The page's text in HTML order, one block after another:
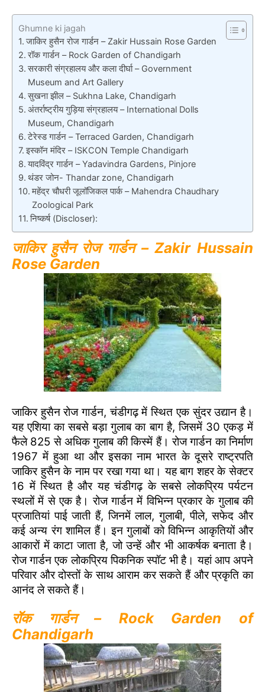
Ghumne ki jagah
जाकिर हुसैन रोज गार्डन – Zakir Hussain Rose Garden
रॉक गार्डन – Rock Garden of Chandigarh
सरकारी संग्रहालय और कला दीर्घा – Government
Museum and Art Gallery
सुखना झील – Sukhna Lake, Chandigarh
अंतर्राष्ट्रीय गुड़िया संग्रहालय – International Dolls
Museum, Chandigarh
टेरेस्ड गार्डन – Terraced Garden, Chandigarh
इस्कॉन मंदिर – ISKCON Temple Chandigarh
यादविंद्र गार्डन – Yadavindra Gardens, Pinjore
थंडर जोन- Thandar zone, Chandigarh
महेंद्र चौधरी जूलॉजिकल पार्क – Mahendra Chaudhary
Zoological Park
निष्कर्ष (Discloser):
जाकिर हुसैन रोज गार्डन – Zakir Hussain
Rose Garden
जाकिर हुसैन रोज गार्डन, चंडीगढ़ में स्थित एक सुंदर उद्यान है।
यह एशिया का सबसे बड़ा गुलाब का बाग है, जिसमें 30 एकड़ में
फैले 825 से अधिक गुलाब की किस्में हैं। रोज गार्डन का निर्माण
1967 में हुआ था और इसका नाम भारत के दूसरे राष्ट्रपति
जाकिर हुसैन के नाम पर रखा गया था। यह बाग शहर के सेक्टर
16 में स्थित है और यह चंडीगढ़ के सबसे लोकप्रिय पर्यटन
स्थलों में से एक है। रोज गार्डन में विभिन्न प्रकार के गुलाब की
प्रजातियां पाई जाती हैं, जिनमें लाल, गुलाबी, पीले, सफेद और
कई अन्य रंग शामिल हैं। इन गुलाबों को विभिन्न आकृतियों और
आकारों में काटा जाता है, जो उन्हें और भी आकर्षक बनाता है।
रोज गार्डन एक लोकप्रिय पिकनिक स्पॉट भी है। यहां आप अपने
परिवार और दोस्तों के साथ आराम कर सकते हैं और प्रकृति का
आनंद ले सकते हैं।
रॉक गार्डन – Rock Garden of
Chandigarh